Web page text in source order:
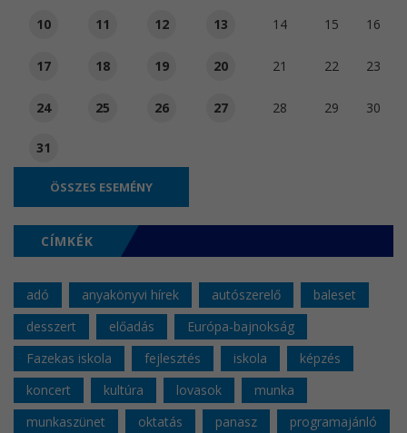
10 11 12 13 14 15 16
17 18 19 20 21 22 23
24 25 26 27 28 29 30
31
ÖSSZES ESEMÉNY
CÍMKÉK
adó anyakönyvi hírek autószerelő
baleset
desszert
előadás
Európa-bajnokság
Fazekas iskola
fejlesztés iskola
képzés
koncert
kultúra lovasok
munka
munkaszünet
oktatás panasz
programajánló